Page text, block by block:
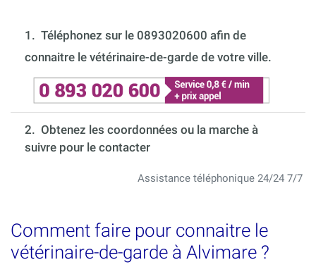
1. Téléphonez sur le 0893020600 afin de
connaitre le vétérinaire-de-garde de votre ville.
2. Obtenez les coordonnées ou la marche à
suivre pour le contacter
Assistance téléphonique 24/24 7/7
Comment faire pour connaitre le
vétérinaire-de-garde à Alvimare ?